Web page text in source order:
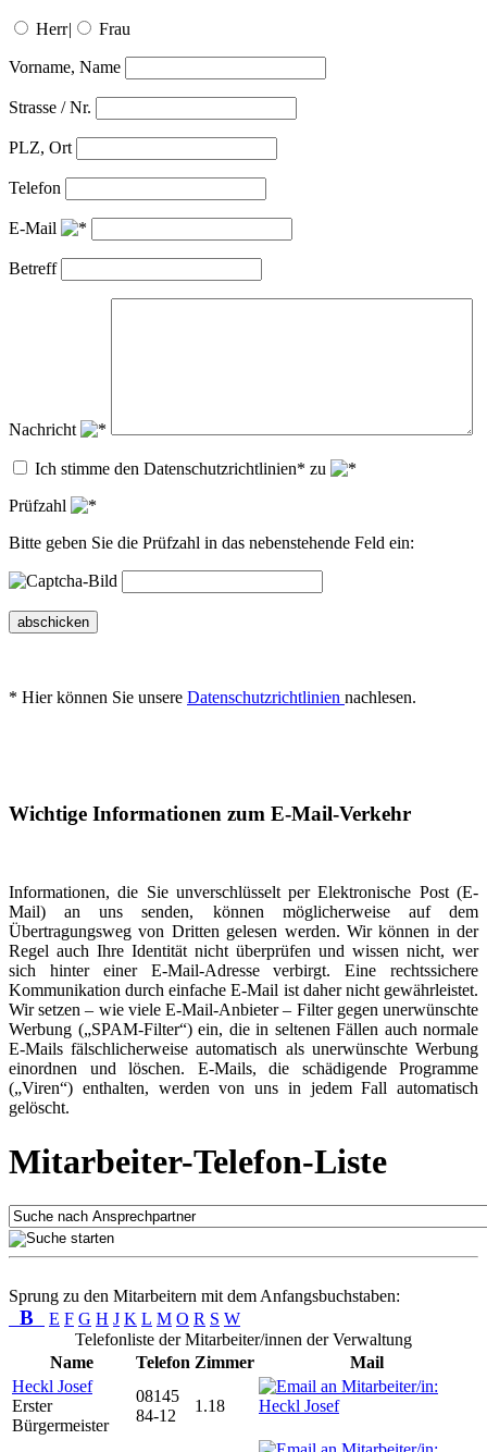
Herr| Frau
Vorname, Name
Strasse / Nr.
PLZ, Ort
Telefon
E-Mail
Betreff
Nachricht
Ich stimme den Datenschutzrichtlinien* zu
Prüfzahl
Bitte geben Sie die Prüfzahl in das nebenstehende Feld ein:
abschicken
* Hier können Sie unsere Datenschutzrichtlinien nachlesen.
Wichtige Informationen zum E-Mail-Verkehr
Informationen, die Sie unverschlüsselt per Elektronische Post (E-
Mail) an uns senden, können möglicherweise auf dem
Übertragungsweg von Dritten gelesen werden. Wir können in der
Regel auch Ihre Identität nicht überprüfen und wissen nicht, wer
sich hinter einer E-Mail-Adresse verbirgt. Eine rechtssichere
Kommunikation durch einfache E-Mail ist daher nicht gewährleistet.
Wir setzen – wie viele E-Mail-Anbieter – Filter gegen unerwünschte
Werbung („SPAM-Filter“) ein, die in seltenen Fällen auch normale
E-Mails fälschlicherweise automatisch als unerwünschte Werbung
einordnen und löschen. E-Mails, die schädigende Programme
(„Viren“) enthalten, werden von uns in jedem Fall automatisch
gelöscht.
Mitarbeiter-Telefon-Liste
Sprung zu den Mitarbeitern mit dem Anfangsbuchstaben:
B E F G H J K L M O R S W
Telefonliste der Mitarbeiter/innen der Verwaltung
Name
Telefon Zimmer
Mail
Heckl Josef
Erster
Bürgermeister
08145
84-12
1.18